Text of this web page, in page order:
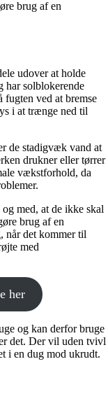
brug af en
udover at holde
har solblokerende
fugten ved at bremse
i at trænge ned til
de stadigvæk vand at
drukner eller tørrer
vækstforhold, da
med, at de ikke skal
brug af en
når det kommer til
med
her
og kan derfor bruge
det. Der vil uden tvivl
i en dug mod ukrudt.